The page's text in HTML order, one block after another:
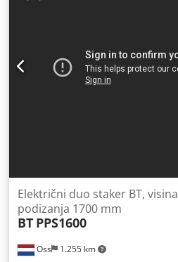
Oss 1.255 km
Električni duo staker BT, visina
podizanja 1700 mm
BT PPS1600